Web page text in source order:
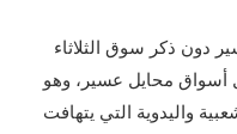
دون ذكر سوق الثلاثاء
أسواق محايل عسير، وهو
واليدوية التي يتهافت